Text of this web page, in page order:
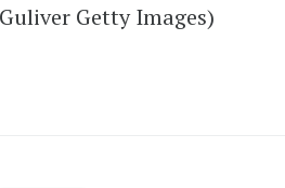
Getty Images)